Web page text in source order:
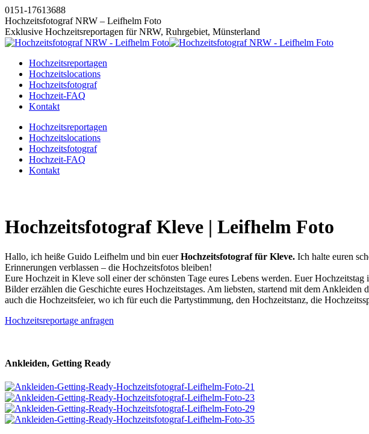
Zum
Inhalt
springen
0151-17613688
Hochzeitsfotograf NRW – Leifhelm Foto
Exklusive Hochzeitsreportagen für NRW, Ruhrgebiet, Münsterland
Hochzeitsreportagen
Hochzeitslocations
Hochzeitsfotograf
Hochzeit-FAQ
Kontakt
Instagram
page
opens
new
Facebook
page
opens
new
Pinterest
page
opens
new
page
opens
new
Hochzeitsreportagen
Hochzeitslocations
Hochzeitsfotograf
Hochzeit-FAQ
Kontakt
Hochzeitsfotograf Kleve | Leifhelm Foto
Hallo, ich heiße Guido Leifhelm und bin euerHochzeitsfotograf für Kleve. Ich halte euren
Erinnerungen verblassen – die Hochzeitsfotos bleiben!
Eure Hochzeit in Kleve soll einer der schönsten Tage eures Lebens werden. Euer
Bilder erzählen die Geschichte eures Hochzeitstages. Am liebsten, startend mit dem
auch die Hochzeitsfeier, wo ich für euch die Partystimmung, den Hochzeitstanz, die
Hochzeitsreportage anfragen
Ankleiden, Getting Ready